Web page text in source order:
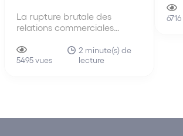
La rupture brutale des
relations commerciales
membres d’un même réseau
de distribution La faute tirée
Cette solution influe sur…
5495 vues
2 minute(s) de
lecture
de